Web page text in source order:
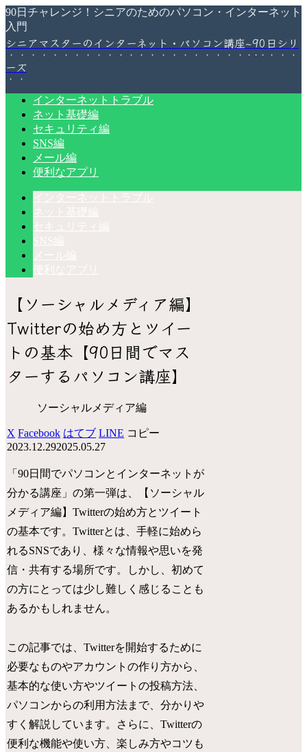
90日チャレンジ！シニアのためのパソコン・インターネット
入門
シニアマスターのインターネット・パソコン講座~90日シリ
ーズ
インターネットトラブル
ネット基礎編
セキュリティ編
SNS編
メール編
便利なアプリ
【ソーシャルメディア編】
Twitterの始め方とツイー
トの基本【90日間でマス
ターするパソコン講座】
ソーシャルメディア編
X Facebook はてブ LINE コピー
2023.12.292025.05.27
「90日間でパソコンとインターネットが
分かる講座」の第一弾は、【ソーシャル
メディア編】Twitterの始め方とツイート
の基本です。Twitterとは、手軽に始めら
れるSNSであり、様々な情報や思いを発
信・共有する場所です。しかし、初めて
の方にとっては少し難しく感じることも
あるかもしれません。
この記事では、Twitterを開始するために
必要なものやアカウントの作り方から、
基本的な使い方やツイートの投稿方法、
パソコンからの利用方法まで、分かりや
すく解説しています。さらに、Twitterの
便利な機能や使い方、楽しみ方やコツも